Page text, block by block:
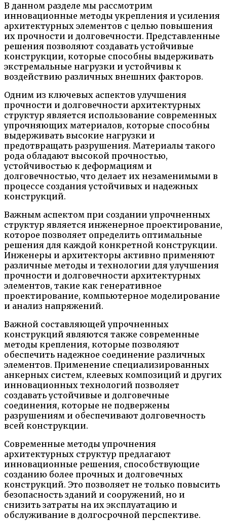
В данном разделе мы рассмотрим
инновационные методы укрепления и усиления
архитектурных элементов с целью повышения
их прочности и долговечности. Представленные
решения позволяют создавать устойчивые
конструкции, которые способны выдерживать
экстремальные нагрузки и устойчивы к
воздействию различных внешних факторов.
Одним из ключевых аспектов улучшения
прочности и долговечности архитектурных
структур является использование современных
упрочняющих материалов, которые способны
выдерживать высокие нагрузки и
предотвращать разрушения. Материалы такого
рода обладают высокой прочностью,
устойчивостью к деформациям и
долговечностью, что делает их незаменимыми в
процессе создания устойчивых и надежных
конструкций.
Важным аспектом при создании упрочненных
структур является инженерное проектирование,
которое позволяет определить оптимальные
решения для каждой конкретной конструкции.
Инженеры и архитекторы активно применяют
различные методы и технологии для улучшения
прочности и долговечности архитектурных
элементов, такие как генеративное
проектирование, компьютерное моделирование
и анализ напряжений.
Важной составляющей упрочненных
конструкций являются также современные
методы крепления, которые позволяют
обеспечить надежное соединение различных
элементов. Применение специализированных
анкерных систем, клеевых композиций и других
инновационных технологий позволяет
создавать устойчивые и долговечные
соединения, которые не подвержены
разрушениям и обеспечивают долговечность
всей конструкции.
Современные методы упрочнения
архитектурных структур предлагают
инновационные решения, способствующие
созданию более прочных и долговечных
конструкций. Это позволяет не только повысить
безопасность зданий и сооружений, но и
снизить затраты на их эксплуатацию и
обслуживание в долгосрочной перспективе.